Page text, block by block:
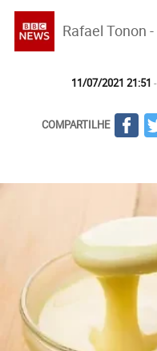
Rafael Tonon
11/07/2021 21:51
COMPARTILHE